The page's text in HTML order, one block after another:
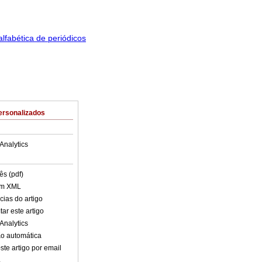
(pdf)
XML
do artigo
este artigo
automática
artigo por email